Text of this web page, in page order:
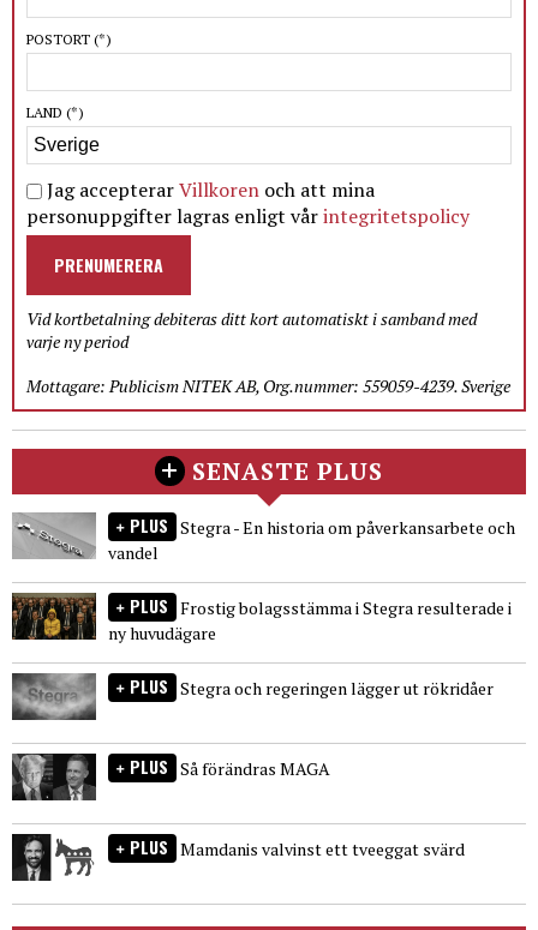
POSTORT (*)
LAND (*)
Jag accepterarVillkoren och att mina
personuppgifter lagras enligt vårintegritetspolicy
PRENUMERERA
Vid kortbetalning debiteras ditt kort automatiskt i samband med
varje ny period
Mottagare: Publicism NITEK AB, Org.nummer: 559059-4239. Sverige
SENASTE PLUS
PLUS Stegra - En historia om påverkansarbete och
vandel
PLUS Frostig bolagsstämma i Stegra resulterade i
ny huvudägare
PLUS Stegra och regeringen lägger ut rökridåer
PLUS Så förändras MAGA
PLUS Mamdanis valvinst ett tveeggat svärd